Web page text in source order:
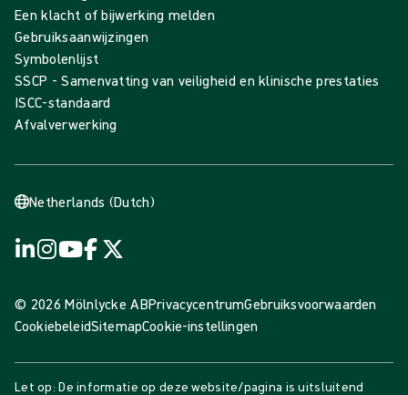
Een klacht of bijwerking melden
Gebruiksaanwijzingen
Symbolenlijst
SSCP - Samenvatting van veiligheid en klinische prestaties
ISCC-standaard
Afvalverwerking
Netherlands (Dutch)
© 2026 Mölnlycke ABPrivacycentrumGebruiksvoorwaarden
CookiebeleidSitemapCookie-instellingen
Let op: De informatie op deze website/pagina is uitsluitend